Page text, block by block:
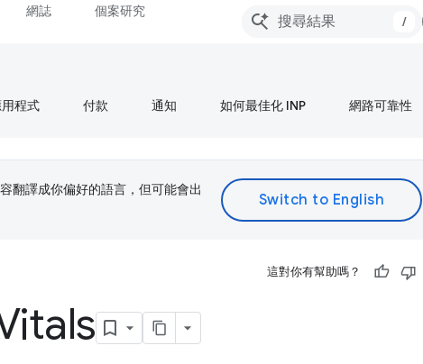
網誌 個案研究
/
程式 付款 通知 如何最佳化 INP 網路可靠性
翻譯成你偏好的語言，但可能會出
這對你有幫助嗎？